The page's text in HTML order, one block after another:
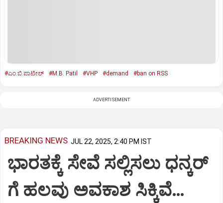
#ಎಂ.ಬಿ.ಪಾಟೀಲ್‌ #M.B. Patil #VHP #demand #ban on RSS
ADVERTISEMENT
BREAKING NEWS JUL 22, 2025, 2:40 PM IST
ಭಾರತಕ್ಕೆ ಸೇವೆ ಸಲ್ಲಿಸಲು ಧನ್ಕರ್‌
ಗೆ ಹಲವು ಅವಕಾಶ ಸಿಕ್ಕಿವೆ…